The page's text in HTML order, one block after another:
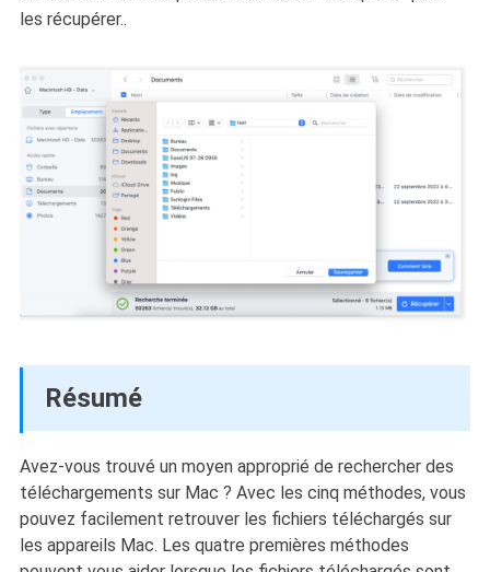
les récupérer..
Résumé
Avez-vous trouvé un moyen approprié de rechercher des
téléchargements sur Mac ? Avec les cinq méthodes, vous
pouvez facilement retrouver les fichiers téléchargés sur
les appareils Mac. Les quatre premières méthodes